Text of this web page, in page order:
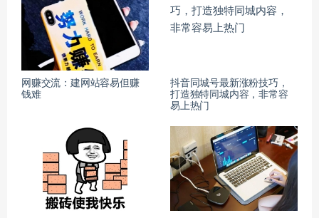
网赚交流：建网站容易但赚
钱难
抖音同城号最新涨粉技巧，
打造独特同城内容，非常容
易上热门